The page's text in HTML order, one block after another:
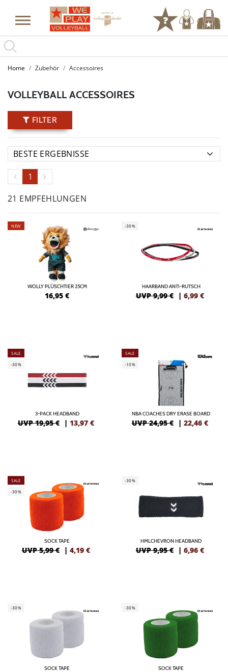
Home Zubehör Accessoires
VOLLEYBALL ACCESSOIRES
FILTER
1
21 EMPFEHLUNGEN
NEW
WOLLY PLÜSCHTIER 25CM
16,95 €
-30%
HAARBAND ANTI-RUTSCH
UVP 9,99 € | 6,99 €
SALE
-30%
3-PACK HEADBAND
UVP 19,95 € | 13,97 €
SALE
-10%
NBA COACHES DRY ERASE BOARD
UVP 24,95 € | 22,46 €
SALE
-30%
SOCK TAPE
UVP 5,99 € | 4,19 €
-30%
HMLCHEVRON HEADBAND
UVP 9,95 € | 6,96 €
-30%
SOCK TAPE
-30%
SOCK TAPE